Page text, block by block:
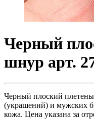
Черный
шнур арт.
Черный плоский
(украшений) и мужских
кожа. Цена указана за